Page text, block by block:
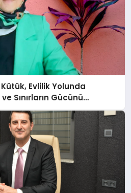
Evlilik Yolunda
Sınırların Gücünü